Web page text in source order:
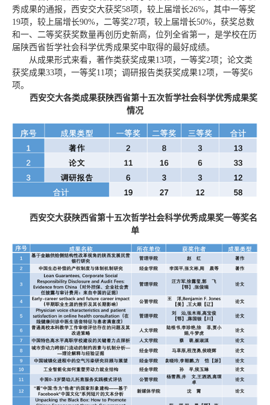
秀成果的通报，西安交大获奖58项，较上届增长26%，其中一等奖
19项，较上届增长90%，二等奖27项，较上届增长50%，获奖总数
和一、二等奖获奖数量再创历史新高，位列全省第一，是学校在历
届陕西省哲学社会科学优秀成果奖中取得的最好成绩。
从成果形式来看，著作类获奖成果13项，一等奖2项；论文类
获奖成果33项，一等奖11项；调研报告类获奖成果12项，一等奖6
项。
西安交大各类成果获陕西省第十五次哲学社会科学优秀成果奖
情况
西安交大获陕西省第十五次哲学社会科学优秀成果奖一等奖名
单